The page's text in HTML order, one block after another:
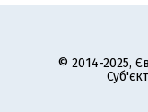
© 2014-2025,